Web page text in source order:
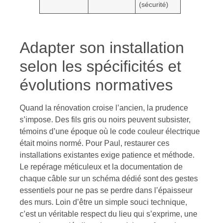
(sécurité)
Adapter son installation
selon les spécificités et
évolutions normatives
Quand la rénovation croise l’ancien, la prudence
s’impose. Des fils gris ou noirs peuvent subsister,
témoins d’une époque où le code couleur électrique
était moins normé. Pour Paul, restaurer ces
installations existantes exige patience et méthode.
Le repérage méticuleux et la documentation de
chaque câble sur un schéma dédié sont des gestes
essentiels pour ne pas se perdre dans l’épaisseur
des murs. Loin d’être un simple souci technique,
c’est un véritable respect du lieu qui s’exprime, une